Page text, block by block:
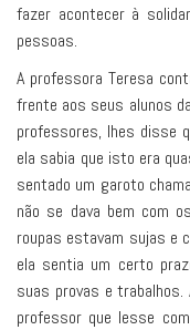
fazer acontecer à
pessoas.
A professora Teresa
frente aos seus alunos
professores, lhes disse
ela sabia que isto era
sentado um garoto
não se dava bem com
roupas estavam sujas e
ela sentia um certo
suas provas e trabalhos.
professor que lesse